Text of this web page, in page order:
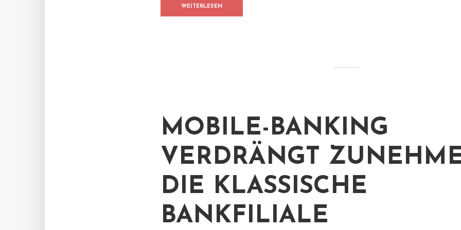
WEITERLESEN
MOBILE-BANKING
VERDRÄNGT
DIE KLASSISCHE
BANKFILIALE